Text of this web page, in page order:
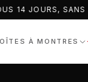
14 JOURS, SANS
À MONTRES